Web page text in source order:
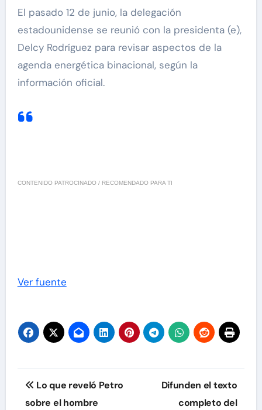
El pasado 12 de junio, la delegación
estadounidense se reunió con la presidenta (e),
Delcy Rodríguez para revisar aspectos de la
agenda energética binacional, según la
información oficial.
CONTENIDO PATROCINADO / RECOMENDADO PARA TI
Ver fuente
Navegación
de
Lo que reveló Petro
sobre el hombre
Difunden el texto
completo del